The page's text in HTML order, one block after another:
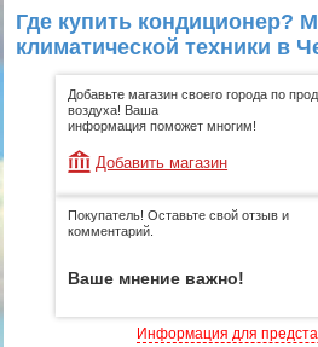
Где купить кондиционер?
климатической техники в
Добавьте магазин своего города по
воздуха! Ваша
информация поможет многим!
Добавить магазин
Покупатель! Оставьте свой отзыв и
комментарий.
Ваше мнение важно!
Информация для